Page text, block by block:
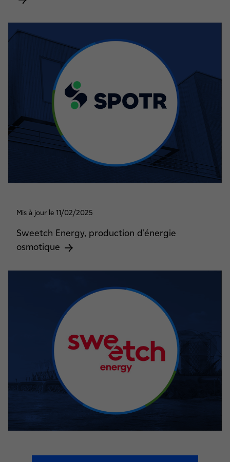
Mis à jour le 11/02/2025
Sweetch Energy, production d'énergie
osmotique